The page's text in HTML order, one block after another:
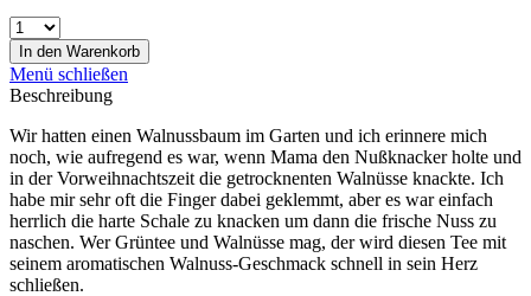
In den Warenkorb
Menü schließen
Beschreibung
Wir hatten einen Walnussbaum im Garten und ich erinnere mich
noch, wie aufregend es war, wenn Mama den Nußknacker holte und
in der Vorweihnachtszeit die getrocknenten Walnüsse knackte. Ich
habe mir sehr oft die Finger dabei geklemmt, aber es war einfach
herrlich die harte Schale zu knacken um dann die frische Nuss zu
naschen. Wer Grüntee und Walnüsse mag, der wird diesen Tee mit
seinem aromatischen Walnuss-Geschmack schnell in sein Herz
schließen.